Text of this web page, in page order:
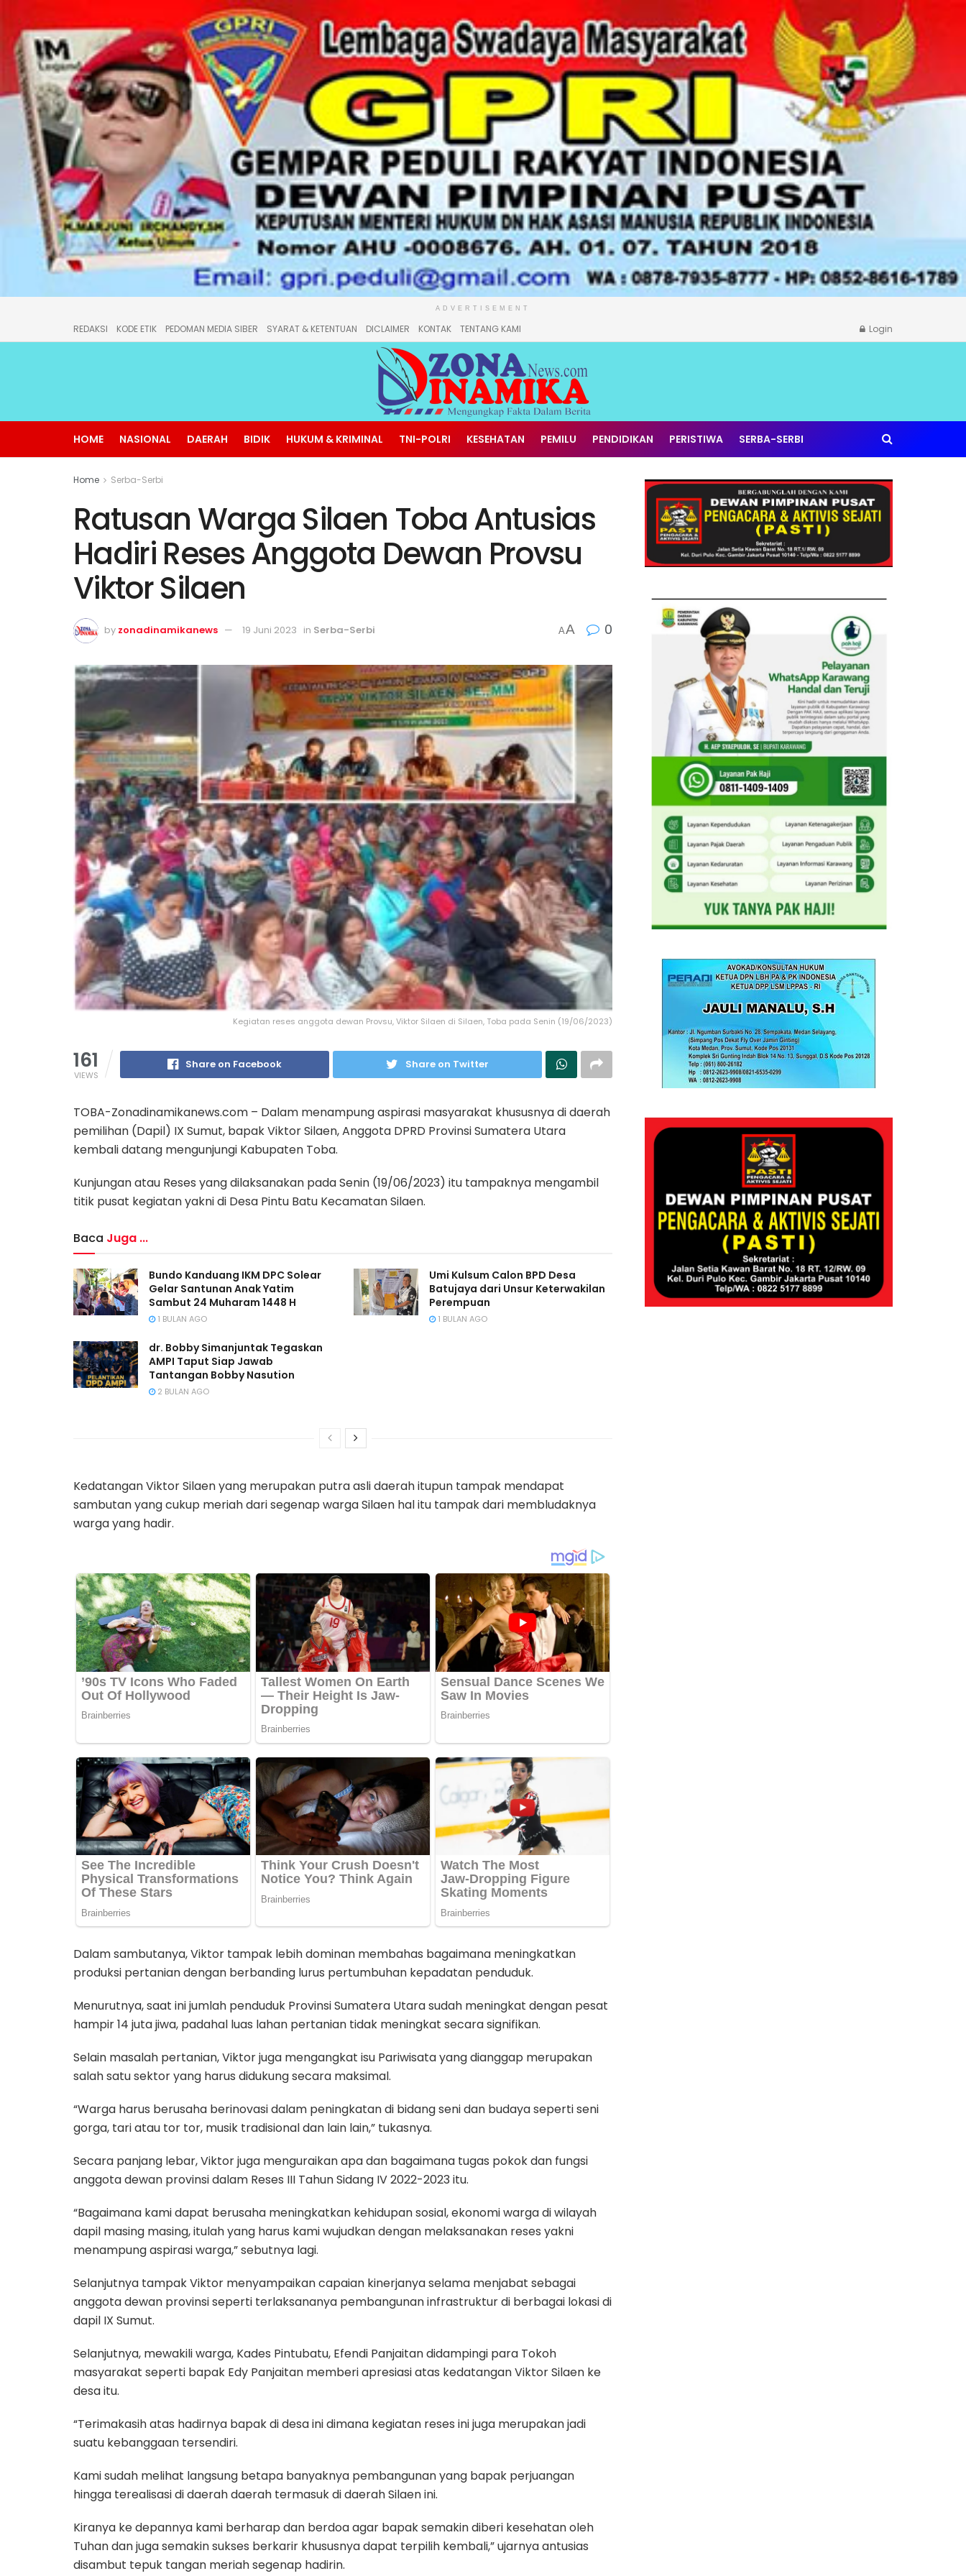
ADVERTISEMENT
REDAKSI KODE ETIK PEDOMAN MEDIA SIBER SYARAT & KETENTUAN DICLAIMER KONTAK TENTANG KAMI Login
HOME NASIONAL DAERAH BIDIK HUKUM & KRIMINAL TNI-POLRI KESEHATAN PEMILU PENDIDIKAN PERISTIWA SERBA-SERBI
Home Serba-Serbi
Ratusan Warga Silaen Toba Antusias
Hadiri Reses Anggota Dewan Provsu
Viktor Silaen
by zonadinamikanews 19 Juni 2023 in Serba-Serbi AA 0
Kegiatan reses anggota dewan Provsu, Viktor Silaen di Silaen, Toba pada Senin (19/06/2023)
161
VIEWS
Share on Facebook Share on Twitter
TOBA-Zonadinamikanews.com – Dalam menampung aspirasi masyarakat khususnya di daerah
pemilihan (Dapil) IX Sumut, bapak Viktor Silaen, Anggota DPRD Provinsi Sumatera Utara
kembali datang mengunjungi Kabupaten Toba.
Kunjungan atau Reses yang dilaksanakan pada Senin (19/06/2023) itu tampaknya mengambil
titik pusat kegiatan yakni di Desa Pintu Batu Kecamatan Silaen.
Baca Juga ...
Bundo Kanduang IKM DPC Solear
Gelar Santunan Anak Yatim
Sambut 24 Muharam 1448 H
1 BULAN AGO
Umi Kulsum Calon BPD Desa
Batujaya dari Unsur Keterwakilan
Perempuan
1 BULAN AGO
dr. Bobby Simanjuntak Tegaskan
AMPI Taput Siap Jawab
Tantangan Bobby Nasution
2 BULAN AGO
Kedatangan Viktor Silaen yang merupakan putra asli daerah itupun tampak mendapat
sambutan yang cukup meriah dari segenap warga Silaen hal itu tampak dari membludaknya
warga yang hadir.
Dalam sambutanya, Viktor tampak lebih dominan membahas bagaimana meningkatkan
produksi pertanian dengan berbanding lurus pertumbuhan kepadatan penduduk.
Menurutnya, saat ini jumlah penduduk Provinsi Sumatera Utara sudah meningkat dengan pesat
hampir 14 juta jiwa, padahal luas lahan pertanian tidak meningkat secara signifikan.
Selain masalah pertanian, Viktor juga mengangkat isu Pariwisata yang dianggap merupakan
salah satu sektor yang harus didukung secara maksimal.
“Warga harus berusaha berinovasi dalam peningkatan di bidang seni dan budaya seperti seni
gorga, tari atau tor tor, musik tradisional dan lain lain,” tukasnya.
Secara panjang lebar, Viktor juga menguraikan apa dan bagaimana tugas pokok dan fungsi
anggota dewan provinsi dalam Reses III Tahun Sidang IV 2022-2023 itu.
“Bagaimana kami dapat berusaha meningkatkan kehidupan sosial, ekonomi warga di wilayah
dapil masing masing, itulah yang harus kami wujudkan dengan melaksanakan reses yakni
menampung aspirasi warga,” sebutnya lagi.
Selanjutnya tampak Viktor menyampaikan capaian kinerjanya selama menjabat sebagai
anggota dewan provinsi seperti terlaksananya pembangunan infrastruktur di berbagai lokasi di
dapil IX Sumut.
Selanjutnya, mewakili warga, Kades Pintubatu, Efendi Panjaitan didampingi para Tokoh
masyarakat seperti bapak Edy Panjaitan memberi apresiasi atas kedatangan Viktor Silaen ke
desa itu.
“Terimakasih atas hadirnya bapak di desa ini dimana kegiatan reses ini juga merupakan jadi
suatu kebanggaan tersendiri.
Kami sudah melihat langsung betapa banyaknya pembangunan yang bapak perjuangan
hingga terealisasi di daerah daerah termasuk di daerah Silaen ini.
Kiranya ke depannya kami berharap dan berdoa agar bapak semakin diberi kesehatan oleh
Tuhan dan juga semakin sukses berkarir khususnya dapat terpilih kembali,” ujarnya antusias
disambut tepuk tangan meriah segenap hadirin.